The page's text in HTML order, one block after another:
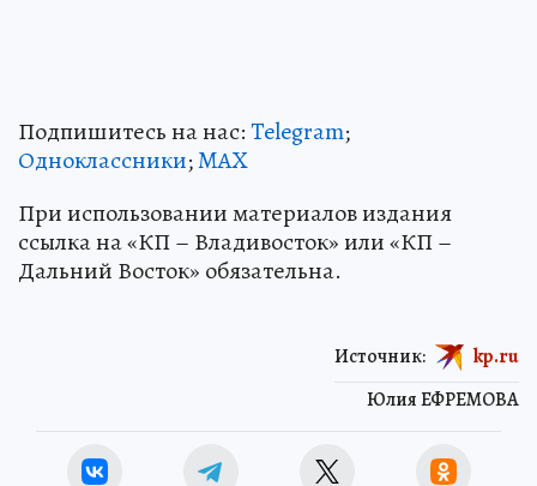
Подпишитесь на нас:Telegram;
Одноклассники;MAX
При использовании материалов издания
ссылка на «КП – Владивосток» или «КП –
Дальний Восток» обязательна.
Юлия ЕФРЕМОВА
Источник: kp.ru